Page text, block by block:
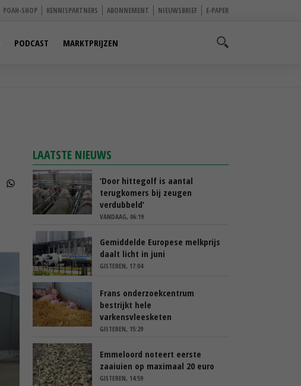
POAH-SHOP KENNISPARTNERS ABONNEMENT NIEUWSBRIEF E-PAPER
PODCAST MARKTPRIJZEN
LAATSTE NIEUWS
‘Door hittegolf is aantal
terugkomers bij zeugen
verdubbeld’
VANDAAG, 06:19
Gemiddelde Europese melkprijs
daalt licht in juni
GISTEREN, 17:04
Frans onderzoekcentrum
bestrijkt hele
varkensvleesketen
GISTEREN, 15:29
Emmeloord noteert eerste
zaaiuien op maximaal 20 euro
GISTEREN, 14:59